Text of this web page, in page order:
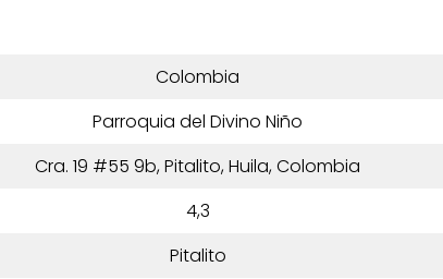
Colombia
Parroquia del Divino Niño
Cra. 19 #55 9b, Pitalito, Huila, Colombia
4,3
Pitalito